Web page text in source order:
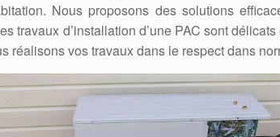
Nous proposons des solutions
travaux d’installation d’une PAC sont
réalisons vos travaux dans le respect dans